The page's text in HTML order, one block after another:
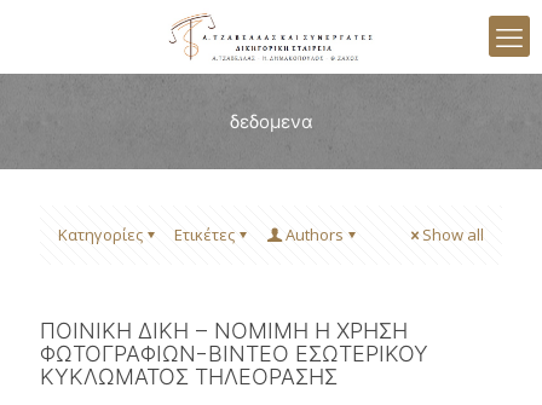
δεδομενα
Κατηγορίες Ετικέτες Authors Show all
ΠΟΙΝΙΚΗ ΔΙΚΗ – ΝΟΜΙΜΗ Η ΧΡΗΣΗ
ΦΩΤΟΓΡΑΦΙΩΝ-ΒΙΝΤΕΟ ΕΣΩΤΕΡΙΚΟΥ
ΚΥΚΛΩΜΑΤΟΣ ΤΗΛΕΟΡΑΣΗΣ